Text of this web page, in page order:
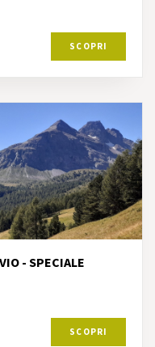
SCOPRI
- SPECIALE
SCOPRI